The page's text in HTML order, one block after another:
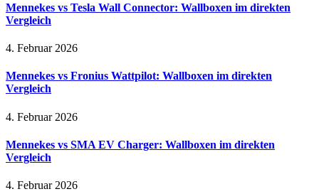
Mennekes vs Tesla Wall Connector: Wallboxen im direkten
Vergleich
4. Februar 2026
Mennekes vs Fronius Wattpilot: Wallboxen im direkten
Vergleich
4. Februar 2026
Mennekes vs SMA EV Charger: Wallboxen im direkten
Vergleich
4. Februar 2026